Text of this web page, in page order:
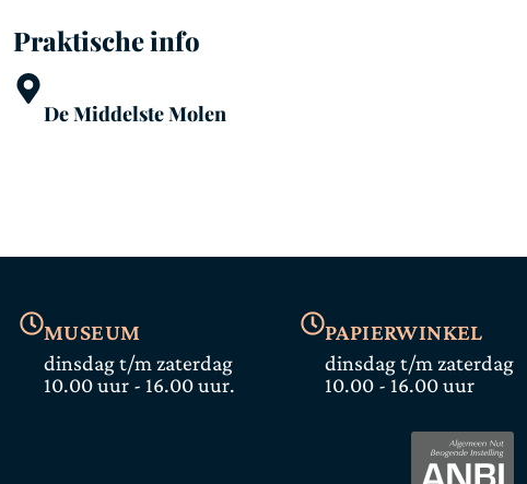
Praktische info
De Middelste Molen
MUSEUM
dinsdag t/m zaterdag
10.00 uur - 16.00 uur.
PAPIERWINKEL
dinsdag t/m zaterdag
10.00 - 16.00 uur